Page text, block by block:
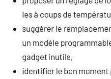
les à coups de
suggérer le
un modèle
gadget inutile,
identifier le bon moment